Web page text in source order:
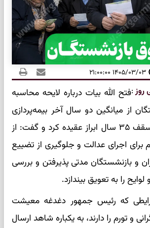
۱۴۰۵/۰۳/۰۳ ۲۱:۰۰:۰۰
روز:فتح الله بیات درباره لایحه محاسبه
از میانگین دو سال آخر بیمه‌پردازی
به کل سنوات تا سقف ۳۵ سال ابراز عقیده کرد و گفت: از
اجرای عدالت و جلوگیری از تضییع
و بازنشستگان مدتی پذیرفتن و بررسی
را به تعویق بیندازد.
که رئیس جمهور دغدغه معیشت
و تورم را دارند، به یکباره شاهد ارسال